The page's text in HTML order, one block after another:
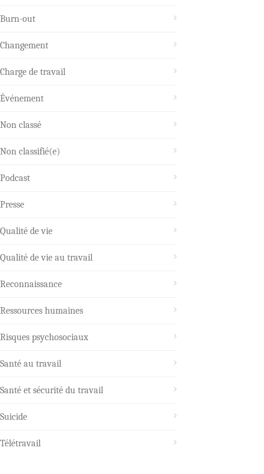
Burn-out
Changement
Charge de travail
Événement
Non classé
Non classifié(e)
Podcast
Presse
Qualité de vie
Qualité de vie au travail
Reconnaissance
Ressources humaines
Risques psychosociaux
Santé au travail
Santé et sécurité du travail
Suicide
Télétravail